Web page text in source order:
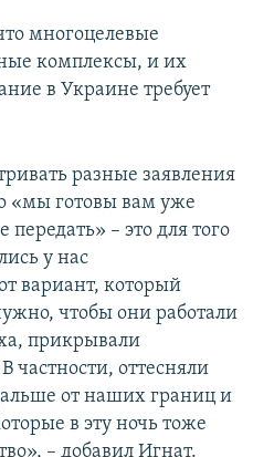
многоцелевые
комплексы, и их
в Украине требует
разные заявления
«мы готовы вам уже
– это для того
у нас
вариант, который
чтобы они работали
прикрывали
частности, оттесняли
от наших границ и
в эту ночь тоже
– добавил Игнат.